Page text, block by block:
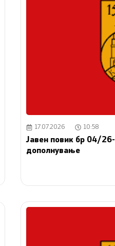
17.07.2026 10:58
Јавен повик бр 04/
дополнување